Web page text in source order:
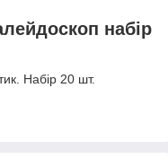
набір
Набір 20 шт.